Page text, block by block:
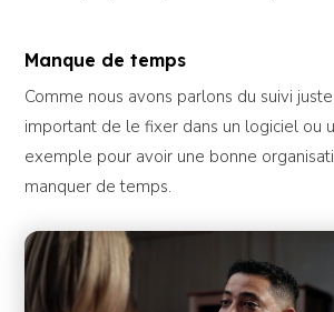
Manque de temps
Comme nous avons parlons du suivi
important de le fixer dans un logiciel ou
exemple pour avoir une bonne
manquer de temps.